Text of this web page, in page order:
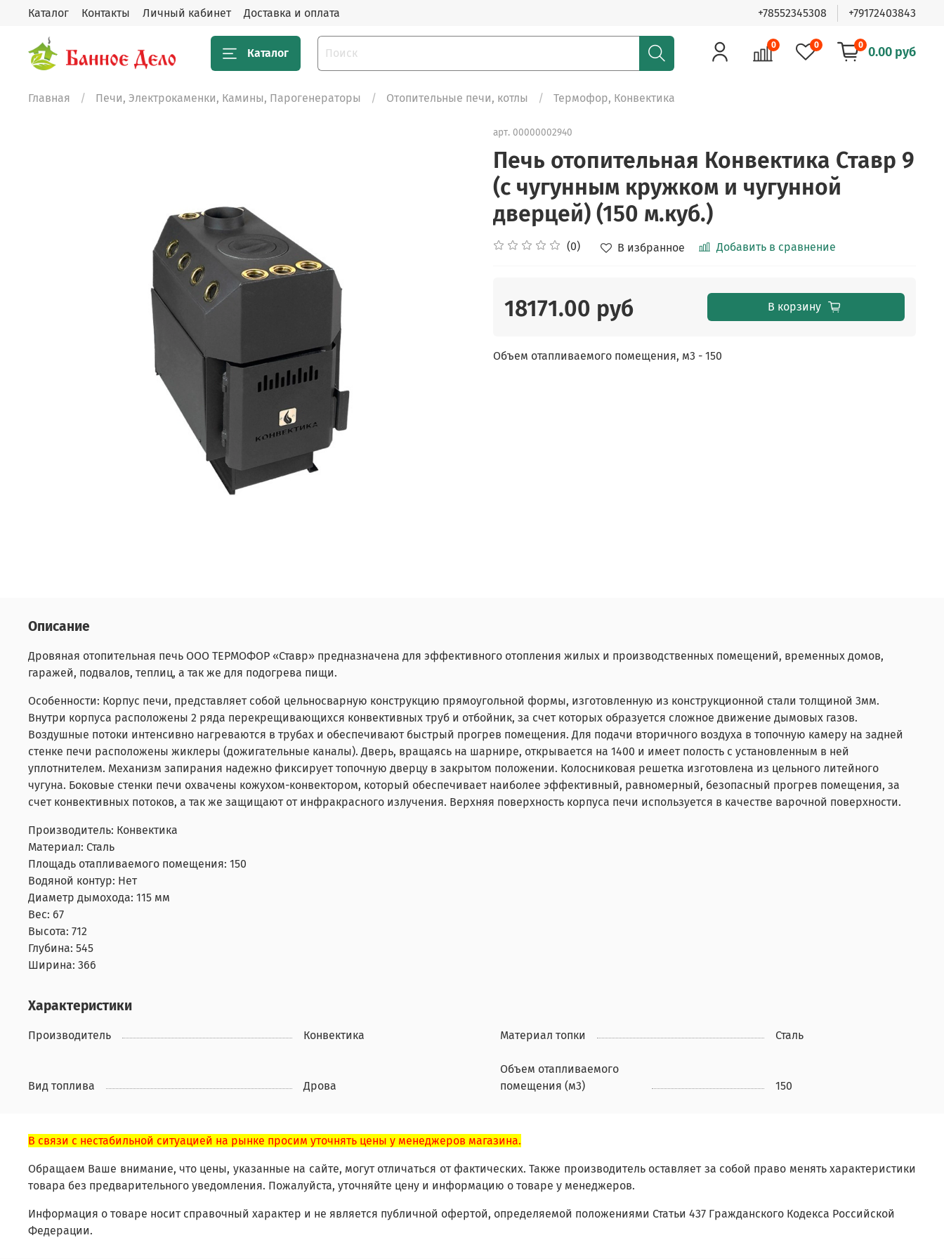
Каталог Контакты Личный кабинет Доставка и оплата +78552345308 +79172403843
Каталог
0 0 0 0.00 руб
Главная Печи, Электрокаменки, Камины, Парогенераторы Отопительные печи, котлы Термофор, Конвектика
арт. 00000002940
Печь отопительная Конвектика Ставр 9
(с чугунным кружком и чугунной
дверцей) (150 м.куб.)
(0) В избранное Добавить в сравнение
18171.00 руб В корзину
Объем отапливаемого помещения, м3 - 150
Описание
Дровяная отопительная печь ООО ТЕРМОФОР «Ставр» предназначена для эффективного отопления жилых и производственных помещений, временных домов,
гаражей, подвалов, теплиц, а так же для подогрева пищи.
Особенности: Корпус печи, представляет собой цельносварную конструкцию прямоугольной формы, изготовленную из конструкционной стали толщиной 3мм.
Внутри корпуса расположены 2 ряда перекрещивающихся конвективных труб и отбойник, за счет которых образуется сложное движение дымовых газов.
Воздушные потоки интенсивно нагреваются в трубах и обеспечивают быстрый прогрев помещения. Для подачи вторичного воздуха в топочную камеру на задней
стенке печи расположены жиклеры (дожигательные каналы). Дверь, вращаясь на шарнире, открывается на 1400 и имеет полость с установленным в ней
уплотнителем. Механизм запирания надежно фиксирует топочную дверцу в закрытом положении. Колосниковая решетка изготовлена из цельного литейного
чугуна. Боковые стенки печи охвачены кожухом-конвектором, который обеспечивает наиболее эффективный, равномерный, безопасный прогрев помещения, за
счет конвективных потоков, а так же защищают от инфракрасного излучения. Верхняя поверхность корпуса печи используется в качестве варочной поверхности.
Производитель: Конвектика
Материал: Сталь
Площадь отапливаемого помещения: 150
Водяной контур: Нет
Диаметр дымохода: 115 мм
Вес: 67
Высота: 712
Глубина: 545
Ширина: 366
Характеристики
Производитель Конвектика Материал топки Сталь
Вид топлива Дрова
Объем отапливаемого
помещения (м3)
150
В связи с нестабильной ситуацией на рынке просим уточнять цены у менеджеров магазина.
Обращаем Ваше внимание, что цены, указанные на сайте, могут отличаться от фактических. Также производитель оставляет за собой право менять характеристики
товара без предварительного уведомления. Пожалуйста, уточняйте цену и информацию о товаре у менеджеров.
Информация о товаре носит справочный характер и не является публичной офертой, определяемой положениями Статьи 437 Гражданского Кодекса Российской
Федерации.